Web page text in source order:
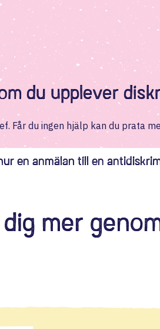
du upplever
Får du ingen hjälp kan du prata
en anmälan till en
mer